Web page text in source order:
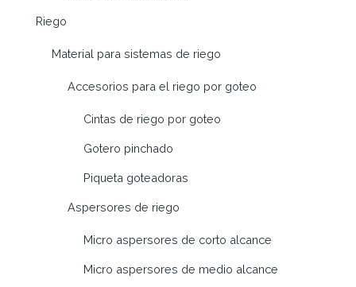
Riego
Material para sistemas de riego
Accesorios para el riego por goteo
Cintas de riego por goteo
Gotero pinchado
Piqueta goteadoras
Aspersores de riego
Micro aspersores de corto alcance
Micro aspersores de medio alcance